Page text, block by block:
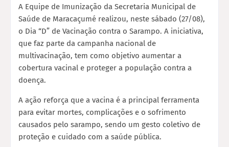
A Equipe de Imunização da Secretaria Municipal de
Saúde de Maracaçumé realizou, neste sábado (27/08),
o Dia “D” de Vacinação contra o Sarampo. A iniciativa,
que faz parte da campanha nacional de
multivacinação, tem como objetivo aumentar a
cobertura vacinal e proteger a população contra a
doença.
A ação reforça que a vacina é a principal ferramenta
para evitar mortes, complicações e o sofrimento
causados pelo sarampo, sendo um gesto coletivo de
proteção e cuidado com a saúde pública.